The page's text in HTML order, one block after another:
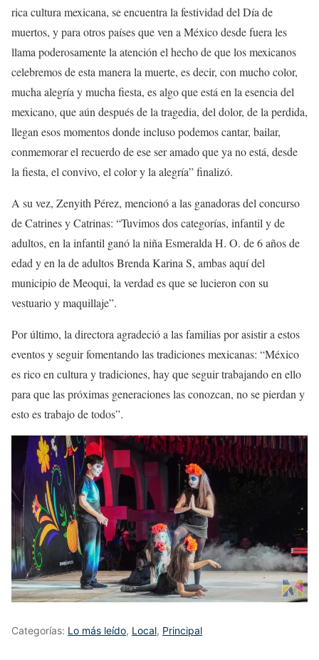
rica cultura mexicana, se encuentra la festividad del Día de
muertos, y para otros países que ven a México desde fuera les
llama poderosamente la atención el hecho de que los mexicanos
celebremos de esta manera la muerte, es decir, con mucho color,
mucha alegría y mucha fiesta, es algo que está en la esencia del
mexicano, que aún después de la tragedia, del dolor, de la perdida,
llegan esos momentos donde incluso podemos cantar, bailar,
conmemorar el recuerdo de ese ser amado que ya no está, desde
la fiesta, el convivo, el color y la alegría” finalizó.
A su vez, Zenyith Pérez, mencionó a las ganadoras del concurso
de Catrines y Catrinas: “Tuvimos dos categorías, infantil y de
adultos, en la infantil ganó la niña Esmeralda H. O. de 6 años de
edad y en la de adultos Brenda Karina S, ambas aquí del
municipio de Meoqui, la verdad es que se lucieron con su
vestuario y maquillaje”.
Por último, la directora agradeció a las familias por asistir a estos
eventos y seguir fomentando las tradiciones mexicanas: “México
es rico en cultura y tradiciones, hay que seguir trabajando en ello
para que las próximas generaciones las conozcan, no se pierdan y
esto es trabajo de todos”.
Categorías: Lo más leído, Local, Principal